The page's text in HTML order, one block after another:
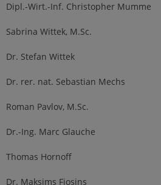
Dipl.-Wirt.-Inf. Christopher Mumme
Sabrina Wittek, M.Sc.
Dr. Stefan Wittek
Dr. rer. nat. Sebastian Mechs
Roman Pavlov, M.Sc.
Dr.-Ing. Marc Glauche
Thomas Hornoff
Dr. Maksims Fiosins